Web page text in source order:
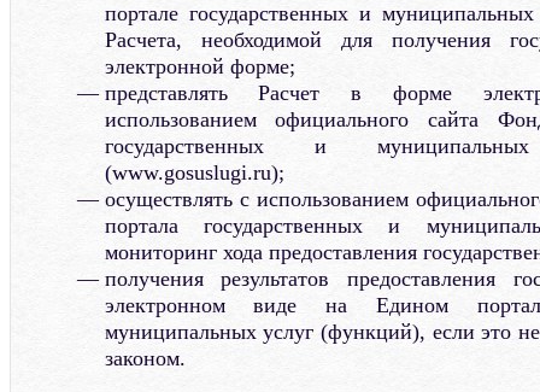
портале государственных и
Расчета, необходимой для получения
электронной форме;
представлять Расчет в форме
использованием официального сайта
государственных и
(www.gosuslugi.ru);
осуществлять с использованием
портала государственных и
мониторинг хода предоставления
получения результатов предоставления
электронном виде на Едином
муниципальных услуг (функций), если это
законом.